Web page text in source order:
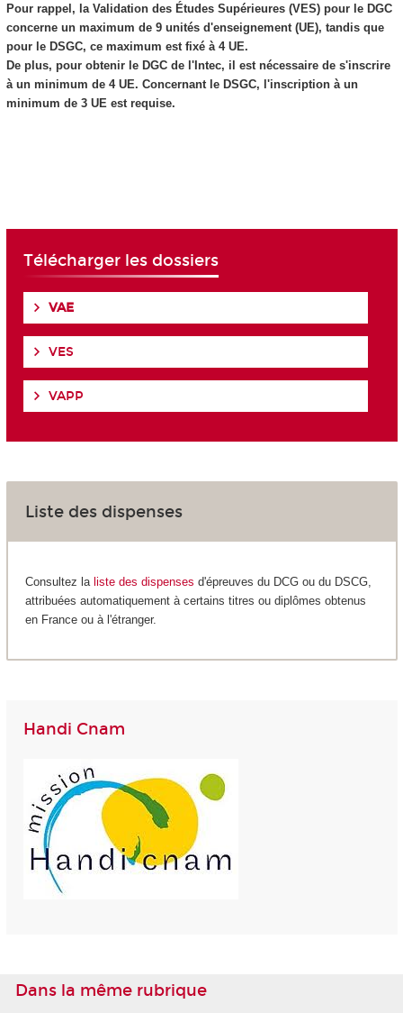
Pour rappel, la Validation des Études Supérieures (VES) pour le DGC
concerne un maximum de 9 unités d'enseignement (UE), tandis que
pour le DSGC, ce maximum est fixé à 4 UE.
De plus, pour obtenir le DGC de l'Intec, il est nécessaire de s'inscrire
à un minimum de 4 UE. Concernant le DSGC, l'inscription à un
minimum de 3 UE est requise.
Télécharger les dossiers
VAE
VES
VAPP
Liste des dispenses
Consultez la liste des dispenses d'épreuves du DCG ou du DSCG,
attribuées automatiquement à certains titres ou diplômes obtenus
en France ou à l'étranger.
Handi Cnam
Dans la même rubrique